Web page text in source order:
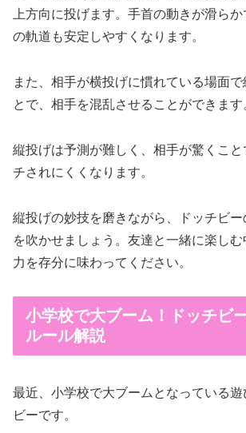
上方向に投げます。手首の動きが滑ら
の軌道も安定しやすくなります。
また、相手が横投げに慣れている場面で
とで、相手を混乱させることができます
縦投げは予測が難しく、相手が驚くこ
チされにくくなります。
縦投げの妙技を磨きながら、ドッチビ
を吹かせましょう。友達と一緒に楽し
力を存分に味わってください。
小学校で大ブーム！ドッチビ
ルール解説
最近、小学校で大ブームとなっている
ビーです。